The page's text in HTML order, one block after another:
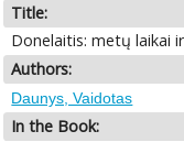
Title:
Donelaitis: metų laikai
Authors:
Daunys, Vaidotas
In the Book: